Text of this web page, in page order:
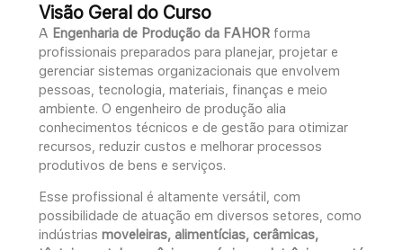
Visão Geral do Curso
A Engenharia de Produção da FAHORforma
profissionais preparados para planejar, projetar e
gerenciar sistemas organizacionais que envolvem
pessoas, tecnologia, materiais, finanças e meio
ambiente. O engenheiro de produção alia
conhecimentos técnicos e de gestão para otimizar
recursos, reduzir custos e melhorar processos
produtivos de bens e serviços.
Esse profissional é altamente versátil, com
possibilidade de atuação em diversos setores, como
indústrias moveleiras, alimentícias, cerâmicas,